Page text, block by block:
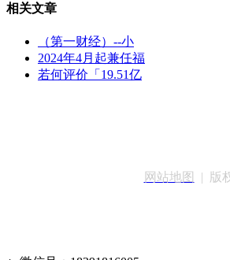
相关文章
（第一财经）--小
2024年4月起兼任福
若何评价「19.51亿
网站地图 | 版